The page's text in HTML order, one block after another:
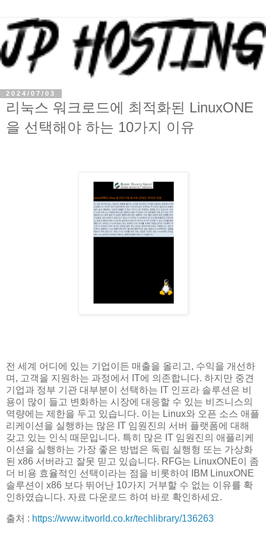
2024/07/03
리눅스 워크로드에 최적화된 LinuxONE
을 선택해야 하는 10가지 이유
전 세계 어디에 있는 기업이든 매출을 올리고, 수익을 개선하
며, 고객을 지원하는 과정에서 IT에 의존합니다. 하지만 중견
기업과 정부 기관 대부분이 선택하는 IT 인프라 솔루션은 비
용이 많이 들고 변화하는 시장에 대응할 수 있는 비즈니스의
역량에는 제한을 두고 있습니다. 이는 Linux와 오픈 소스 애플
리케이션을 실행하는 많은 IT 임원진의 서버 플랫폼에 대해
갖고 있는 인식 때문입니다. 특히 많은 IT 임원진의 애플리케
이션을 실행하는 가장 좋은 방법은 독립 실행형 또는 가상화
된 x86 서버라고 잘못 믿고 있습니다. RFG는 LinuxONE이 좀
더 비용 효율적인 선택이라는 점을 비롯하여 IBM LinuxONE
솔루션이 x86 보다 뛰어난 10가지 거부할 수 없는 이유를 확
인하였습니다. 자료 다운로드 하여 바로 확인하세요.
출처 : https://www.itworld.co.kr/techlibrary/136263